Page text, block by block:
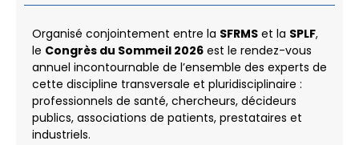
Organisé conjointement entre la SFRMS et la SPLF,
le Congrès du Sommeil 2026 est le rendez-vous
annuel incontournable de l’ensemble des experts de
cette discipline transversale et pluridisciplinaire :
professionnels de santé, chercheurs, décideurs
publics, associations de patients, prestataires et
industriels.